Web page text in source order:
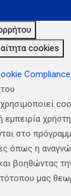
cookies
Compliance
εμπειρία
στο
όπως η
βοηθώντας
μας